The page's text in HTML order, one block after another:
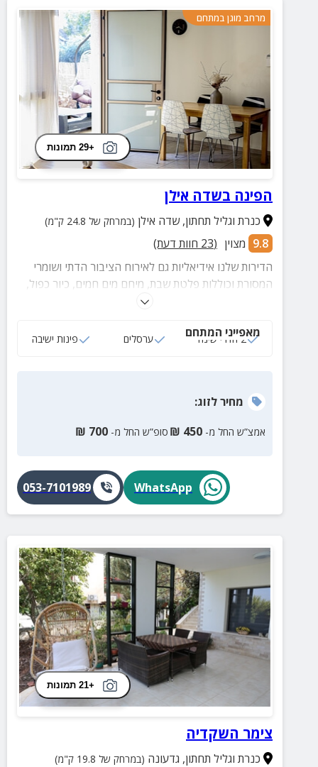
מרחב מוגן במתחם
+29 תמונות
הפינה בשדה אילן
כנרת וגליל תחתון,שדה אילן (במרחק של 24.8 ק"מ)
9.8 מצוין (
23 חוות דעת)
הדירות שלנו אידיאליות גם לאירוח הציבור הדתי ושומרי
המסורת וכוללות פלטת שבת, מיחם מים חמים, כיור כפול,
שעון שבת ובית כנסת במרחק הליכה.
מאפייני המתחם
2 חדרי שינה ערסלים פינות ישיבה
מחירלזוג:
אמצ”ש החל מ- 450
₪ סופ”ש החל מ- 700
₪
WhatsApp
053-7101989
+21 תמונות
צימר השקדיה
כנרת וגליל תחתון, גדעונה (במרחק של 19.8 ק"מ)